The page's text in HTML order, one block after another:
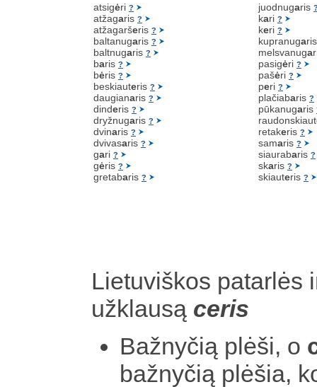
atsigėri ?
atžagaris ?
atžagaršeris ?
baltanugaris ?
baltnugaris ?
baris ?
bėris ?
beskiauteris ?
daugianaris ?
dinderis ?
dryžnugaris ?
dvinaris ?
dvivasaris ?
gari ?
gėris ?
gretabaris ?
juodnugaris
kari ?
keri ?
kupranuga
melsvanuga
pasigėri ?
pašėri ?
peri ?
plačiabaris ?
pūkanugaris
raudonskiaut
retakeris ?
samaris ?
siaurabaris ?
skaris ?
skiauteris ?
Lietuviškos patarlės
užklausą ceris
Bažnyčią plėši, o
bažnyčią plėšia,